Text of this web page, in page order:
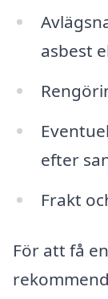
asbest
efter
Frakt
För att få